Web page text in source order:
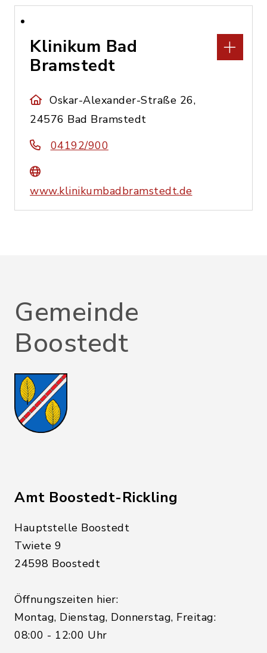
Klinikum Bad
Bramstedt
Oskar-Alexander-Straße 26,
24576 Bad Bramstedt
04192/900
www.klinikumbadbramstedt.de
Gemeinde
Boostedt
Amt Boostedt-Rickling
Hauptstelle Boostedt
Twiete 9
24598 Boostedt
Öffnungszeiten hier:
Montag, Dienstag, Donnerstag, Freitag:
08:00 - 12:00 Uhr